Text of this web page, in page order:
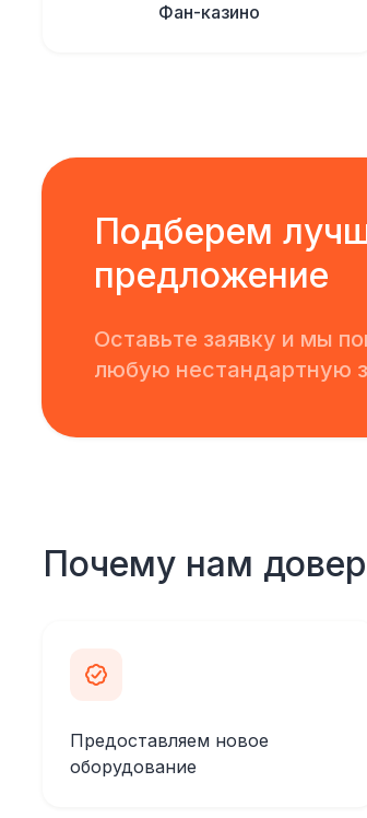
Фан-казино
Подберем
предложение
Оставьте заявку и мы
любую нестандартную
Почему нам
Предоставляем новое
оборудование